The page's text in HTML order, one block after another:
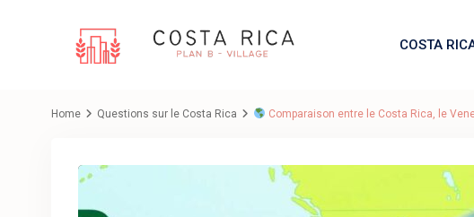
COSTA
Home Questions sur le Costa Rica Comparaison entre le Costa Rica, le